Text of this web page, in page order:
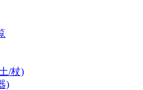
/杖)
)